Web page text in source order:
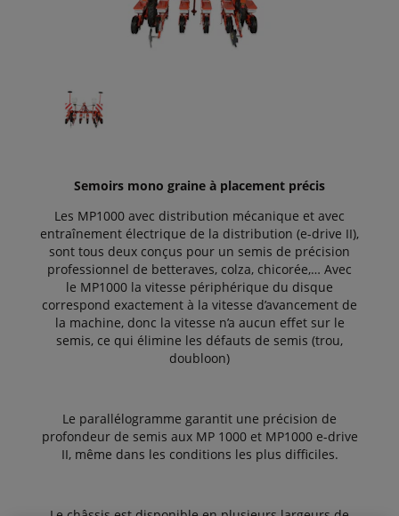
Semoirs mono graine à placement précis
Les MP1000 avec distribution mécanique et avec
entraînement électrique de la distribution (e-drive II),
sont tous deux conçus pour un semis de précision
professionnel de betteraves, colza, chicorée,… Avec
le MP1000 la vitesse périphérique du disque
correspond exactement à la vitesse d’avancement de
la machine, donc la vitesse n’a aucun effet sur le
semis, ce qui élimine les défauts de semis (trou,
doubloon)
Le parallélogramme garantit une précision de
profondeur de semis aux MP 1000 et MP1000 e-drive
II, même dans les conditions les plus difficiles.